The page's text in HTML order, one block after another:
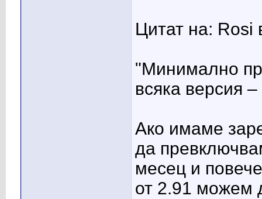
Цитат на:
"Минимално
всяка версия
Ако имаме
да
месец и
от 2.91 можем